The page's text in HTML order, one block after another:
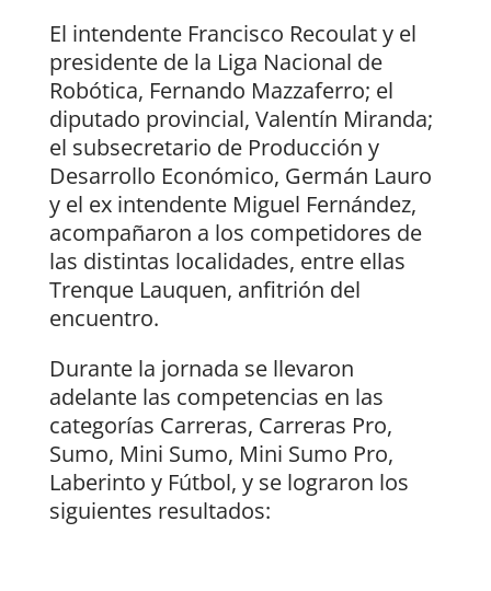
El intendente Francisco Recoulat y el
presidente de la Liga Nacional de
Robótica, Fernando Mazzaferro; el
diputado provincial, Valentín Miranda;
el subsecretario de Producción y
Desarrollo Económico, Germán Lauro
y el ex intendente Miguel Fernández,
acompañaron a los competidores de
las distintas localidades, entre ellas
Trenque Lauquen, anfitrión del
encuentro.
Durante la jornada se llevaron
adelante las competencias en las
categorías Carreras, Carreras Pro,
Sumo, Mini Sumo, Mini Sumo Pro,
Laberinto y Fútbol, y se lograron los
siguientes resultados: